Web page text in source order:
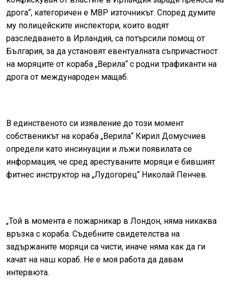
дрога“, категоричен е МВР източникът. Според думите
му полицейските инспектори, които водят
разследването в Ирландия, са потърсили помощ от
България, за да установят евентуалната съпричастност
на моряците от кораба „Верила“ с родни трафиканти на
дрога от международен мащаб.
В единственото си изявление до този момент
собственикът на кораба „Верила“ Кирил Домусчиев
определи като инсинуации и лъжи появилата се
информация, че сред арестуваните моряци е бившият
фитнес инструктор на „Лудогорец“ Николай Пенчев.
„Той в момента е пожарникар в Лондон, няма никаква
връзка с кораба. Съдебните свидетелства на
задържаните моряци са чисти, иначе няма как да ги
качат на наш кораб. Не е моя работа да давам
интервюта.